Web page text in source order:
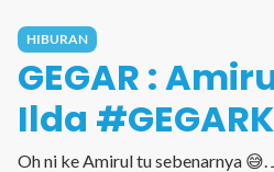
HIBURAN
GEGAR :
Ilda
Oh ni ke Amirul tu sebenarnya